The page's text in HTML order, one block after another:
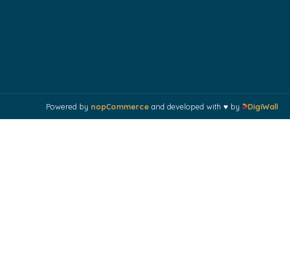
Powered by nopCommerceand developed with ♥ by DigiWall